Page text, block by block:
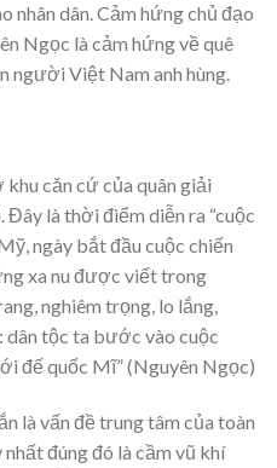
nhân dân. Cảm hứng chủ đạo
Ngọc là cảm hứng về quê
người Việt Nam anh hùng.
căn cứ của quân giải
là thời điểm diễn ra “cuộc
ngày bắt đầu cuộc chiến
xa nu được viết trong
nghiêm trọng, lo lắng,
dân tộc ta bước vào cuộc
đế quốc Mĩ” (Nguyên Ngọc)
là vấn đề trung tâm của toàn
đúng đó là cầm vũ khí